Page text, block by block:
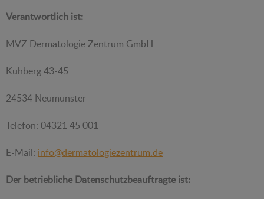
Verantwortlich ist:
MVZ Dermatologie Zentrum GmbH
Kuhberg 43-45
24534 Neumünster
Telefon: 04321 45 001
E-Mail: info@dermatologiezentrum.de
Der betriebliche Datenschutzbeauftragte ist: